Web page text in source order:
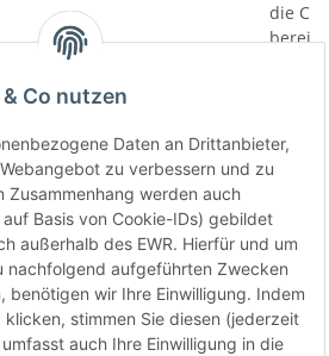
die
in
dass
Co nutzen
Daten an Drittanbieter,
zu verbessern und zu
Zusammenhang werden auch
Basis von Cookie-IDs) gebildet
außerhalb des EWR. Hierfür und um
nachfolgend aufgeführten Zwecken
benötigen wir Ihre Einwilligung. Indem
stimmen Sie diesen (jederzeit
auch Ihre Einwilligung in die